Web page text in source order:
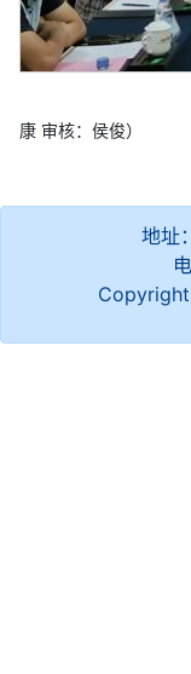
（文：
康 审核：侯俊）
地址